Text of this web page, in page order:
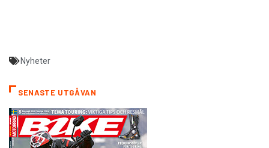
Nyheter
SENASTE UTGÅVAN